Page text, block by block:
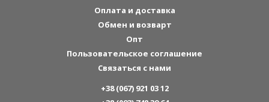
Оплата и доставка
Обмен и возварт
Опт
Пользовательское соглашение
Связаться с нами
+38 (067) 921 03 12